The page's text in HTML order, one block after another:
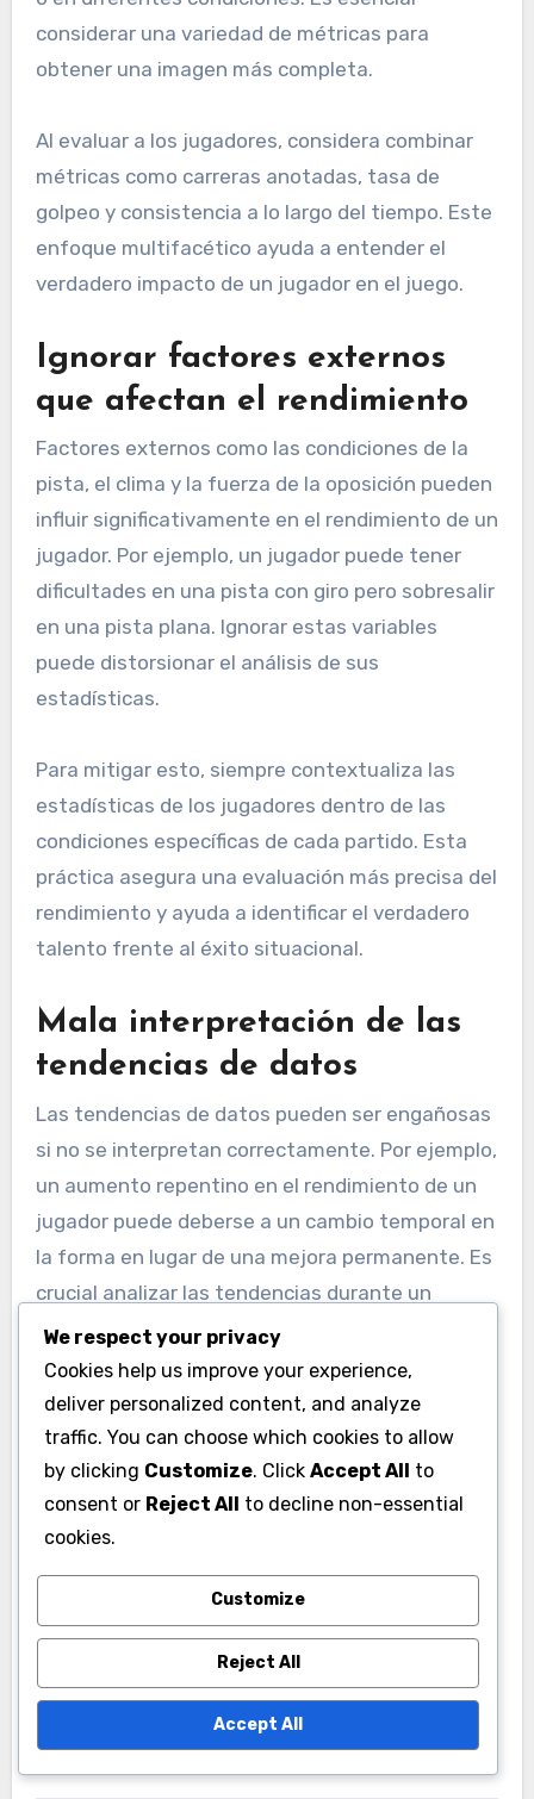
considerar una variedad de métricas para
obtener una imagen más completa.
Al evaluar a los jugadores, considera combinar
métricas como carreras anotadas, tasa de
golpeo y consistencia a lo largo del tiempo. Este
enfoque multifacético ayuda a entender el
verdadero impacto de un jugador en el juego.
Ignorar factores externos
que afectan el rendimiento
Factores externos como las condiciones de la
pista, el clima y la fuerza de la oposición pueden
influir significativamente en el rendimiento de un
jugador. Por ejemplo, un jugador puede tener
dificultades en una pista con giro pero sobresalir
en una pista plana. Ignorar estas variables
puede distorsionar el análisis de sus
estadísticas.
Para mitigar esto, siempre contextualiza las
estadísticas de los jugadores dentro de las
condiciones específicas de cada partido. Esta
práctica asegura una evaluación más precisa del
rendimiento y ayuda a identificar el verdadero
talento frente al éxito situacional.
Mala interpretación de las
tendencias de datos
Las tendencias de datos pueden ser engañosas
si no se interpretan correctamente. Por ejemplo,
un aumento repentino en el rendimiento de un
jugador puede deberse a un cambio temporal en
la forma en lugar de una mejora permanente. Es
crucial analizar las tendencias durante un
período más largo para distinguir entre el
progreso genuino y las fluctuaciones a corto
plazo.
Utiliza promedios móviles o gráficos de
rendimiento para visualizar tendencias a lo largo
del tiempo. Esto ayudará a identificar patrones
consistentes y a hacer juicios informados sobre
We respect your privacy
Cookies help us improve your experience,
deliver personalized content, and analyze
traffic. You can choose which cookies to allow
by clicking Customize. Click Accept All to
consent or Reject All to decline non-essential
cookies.
Customize
Reject All
Accept All